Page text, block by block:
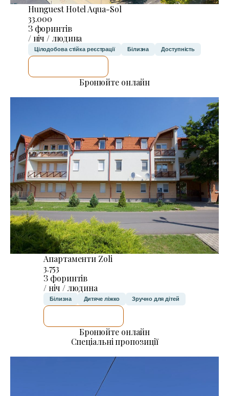
Hunguest Hotel Aqua-Sol
33.000
З форинтів
/ ніч / людина
Цілодобова стійка реєстрації Білизна Доступність
Бронюйте онлайн
Апартаменти Zoli
3.753
З форинтів
/ ніч / людина
Білизна Дитяче ліжко Зручно для дітей
Бронюйте онлайн
Спеціальні пропозиції